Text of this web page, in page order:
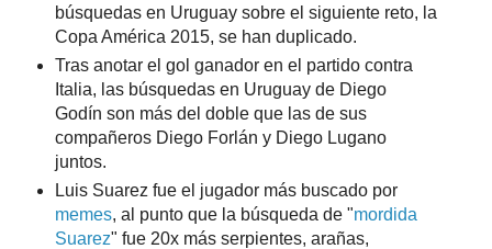
búsquedas en Uruguay sobre el siguiente reto, la
Copa América 2015, se han duplicado.
Tras anotar el gol ganador en el partido contra
Italia, las búsquedas en Uruguay de Diego
Godín son más del doble que las de sus
compañeros Diego Forlán y Diego Lugano
juntos.
Luis Suarez fue el jugador más buscado por
memes, al punto que la búsqueda de "mordida
Suarez" fue 20x más serpientes, arañas,